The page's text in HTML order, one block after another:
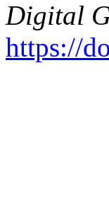
Digital
https://